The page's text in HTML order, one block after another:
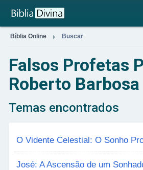
Bíblia Online  Buscar
Falsos Profetas
Roberto
Temas encontrados
O Vidente Celestial: O Sonho
José: A Ascensão de um